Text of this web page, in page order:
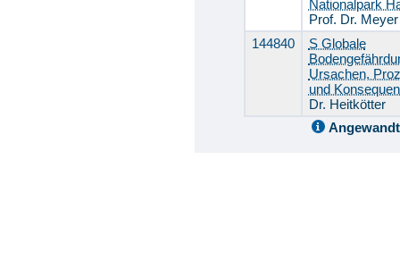
Nationalpark
Prof. Dr. Meyer
144840
S Globale
Ursachen,
und
Dr. Heitkötter